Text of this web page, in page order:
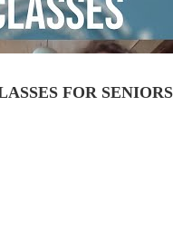
FOR SENIORS